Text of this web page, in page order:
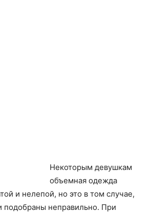
Некоторым девушкам
объемная одежда
и нелепой, но это в том случае,
подобраны неправильно. При